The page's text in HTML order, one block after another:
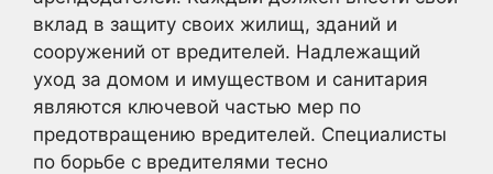
вклад в защиту своих жилищ, зданий и
сооружений от вредителей. Надлежащий
уход за домом и имуществом и санитария
являются ключевой частью мер по
предотвращению вредителей. Специалисты
по борьбе с вредителями тесно